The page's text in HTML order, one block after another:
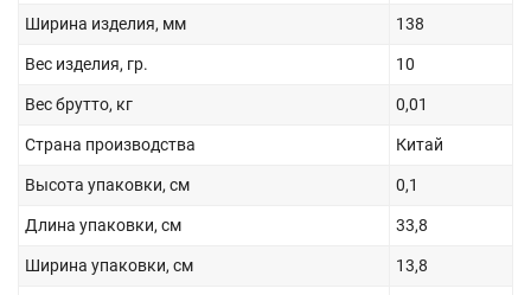
Ширина изделия, мм 138
Вес изделия, гр. 10
Вес брутто, кг 0,01
Страна производства Китай
Высота упаковки, см 0,1
Длина упаковки, см 33,8
Ширина упаковки, см 13,8